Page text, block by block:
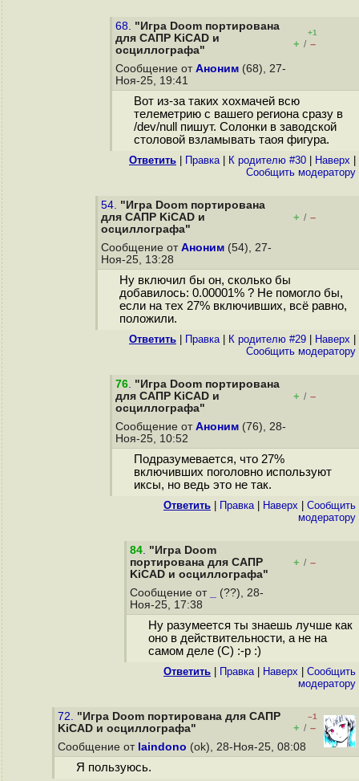
68. "Игра Doom портирована
для САПР KiCAD и
осциллографа"
+1
+ / –
Сообщение от Аноним (68), 27-
Ноя-25, 19:41
Вот из-за таких хохмачей всю
телеметрию с вашего региона сразу в
/dev/null пишут. Солонки в заводской
столовой взламывать таоя фигура.
Ответить Правка| К родителю #30 Наверх
Cообщить модератору
54. "Игра Doom портирована
для САПР KiCAD и
осциллографа"
+ / –
Сообщение от Аноним (54), 27-
Ноя-25, 13:28
Ну включил бы он, сколько бы
добавилось: 0.00001% ? Не помогло бы,
если на тех 27% включивших, всё равно,
положили.
Ответить Правка| К родителю #29 Наверх
Cообщить модератору
76. "Игра Doom портирована
для САПР KiCAD и
осциллографа"
+ / –
Сообщение от Аноним (76), 28-
Ноя-25, 10:52
Подразумевается, что 27%
включивших поголовно используют
иксы, но ведь это не так.
Ответить Правка| Наверх
Cообщить
модератору
84. "Игра Doom
портирована для САПР
KiCAD и осциллографа"
+ / –
Сообщение от
(??), 28-
Ноя-25, 17:38
Ну разумеется ты знаешь лучше как
оно в действительности, а не на
самом деле (С) :-р :)
Ответить Правка| Наверх
Cообщить
модератору
72. "Игра Doom портирована для САПР
KiCAD и осциллографа"
–1
+ / –
Сообщение от laindono (ok), 28-Ноя-25, 08:08
Я пользуюсь.